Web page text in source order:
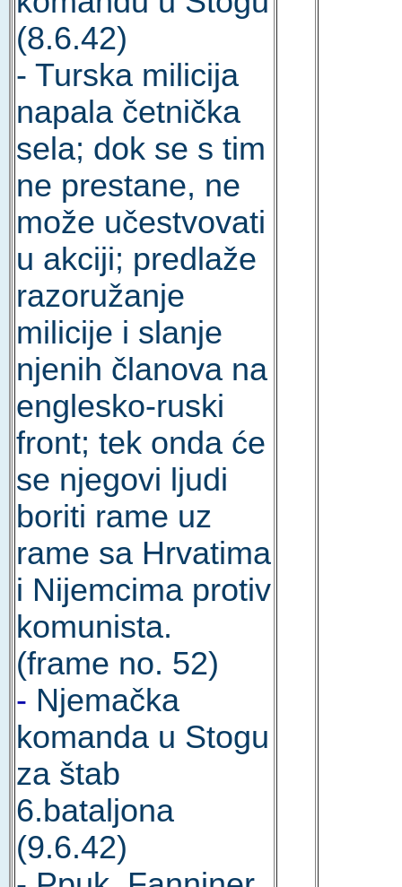
(8.6.42)
- Turska milicija
napala četnička
sela; dok se s tim
ne prestane, ne
može učestvovati
u akciji; predlaže
razoružanje
milicije i slanje
njenih članova na
englesko-ruski
front; tek onda će
se njegovi ljudi
boriti rame uz
rame sa Hrvatima
i Nijemcima protiv
komunista.
(frame no. 52)
- Njemačka
komanda u Stogu
za štab
6.bataljona
(9.6.42)